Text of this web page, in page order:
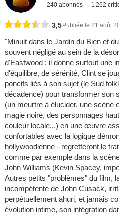
240 abonnés 1 262
3,5 Publiée le 21 août
"Minuit dans le Jardin du Bien et
souvent négligé au sein de la
d'Eastwood : il donne surtout une
d'équilibre, de sérénité, Clint se
poncifs liés à son sujet (le Sud
décadence) pour transformer son
(un meurtre à élucider, une scène
magie noire, des personnages
couleur locale...) en une œuvre
confortables avec la logique
hollywoodienne - regretteront le
comme par exemple dans la
John Williams (Kevin Spacey,
Autres petits "problèmes" du film,
incompétente de John Cusack,
perpétuellement ahuri, et jamais
évolution intime, son intégration